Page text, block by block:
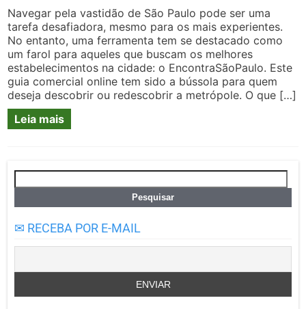
Navegar pela vastidão de São Paulo pode ser uma
tarefa desafiadora, mesmo para os mais experientes.
No entanto, uma ferramenta tem se destacado como
um farol para aqueles que buscam os melhores
estabelecimentos na cidade: o EncontraSãoPaulo. Este
guia comercial online tem sido a bússola para quem
deseja descobrir ou redescobrir a metrópole. O que […]
Leia mais
Pesquisar
por:
✉ RECEBA POR E-MAIL